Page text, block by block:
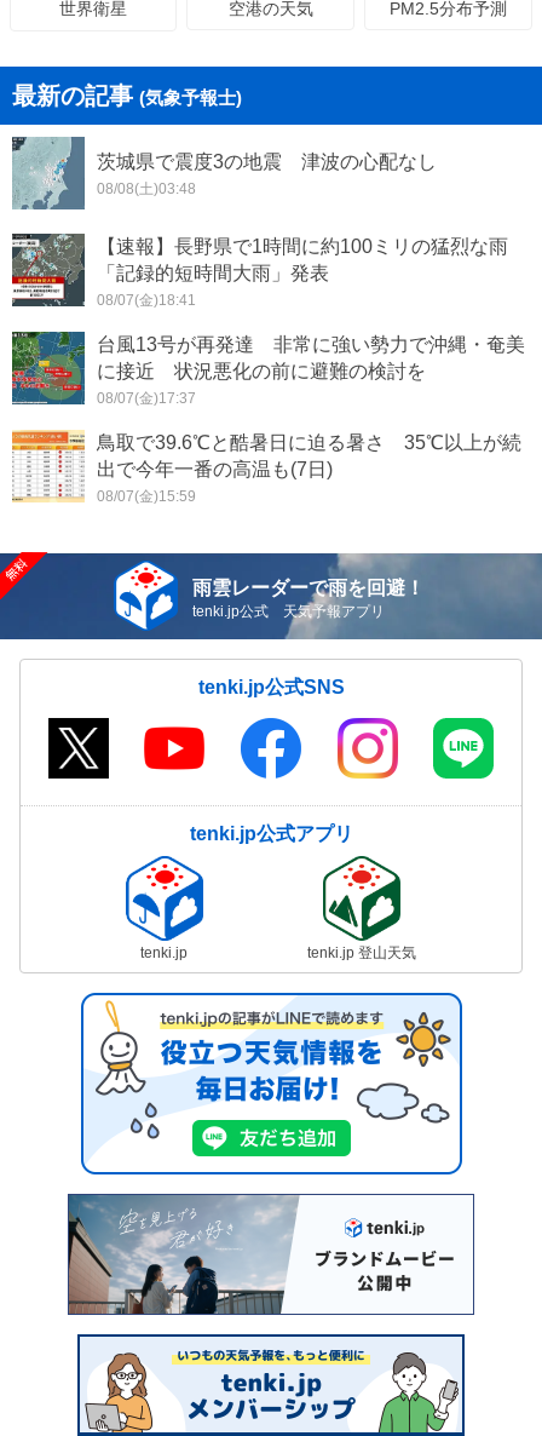
世界衛星 空港の天気 PM2.5分布予測
最新の記事 (気象予報士)
茨城県で震度3の地震 津波の心配なし
08/08(土)03:48
【速報】長野県で1時間に約100ミリの猛烈な雨
「記録的短時間大雨」発表
08/07(金)18:41
台風13号が再発達 非常に強い勢力で沖縄・奄美
に接近 状況悪化の前に避難の検討を
08/07(金)17:37
鳥取で39.6℃と酷暑日に迫る暑さ 35℃以上が続
出で今年一番の高温も(7日)
08/07(金)15:59
雨雲レーダーで雨を回避！
tenki.jp公式 天気予報アプリ
tenki.jp公式SNS
tenki.jp公式アプリ
tenki.jp tenki.jp 登山天気